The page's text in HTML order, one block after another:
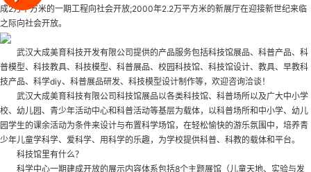
成2万平方米的一期工程向社会开放;2000年2.2万平方米的新展厅在迎接新世纪来临
之际向社会开放。
武汉大成美育科技开发有限公司提供的产品服务包括科技馆展品、科普产品、科
普模型、科技教具、科技模型、科普展品、校园科技馆、科技馆设计、教具、早教科
技产品、科学diy、科普展品研发、科技模型设计制作等，欢迎咨询洽谈！
武汉大成美育科技有限公司科技馆展品以各类科技馆、科普场所以及广大中小学
校、幼儿园、青少年活动中心和科普活动等基层为载体，以科普场所和中小学、幼儿
园学生的课余活动为条件来设计与布置科学场馆，在轻松愉快的游乐氛围中，培养青
少年儿童学科学、爱科学、用科学的乐趣，为学校提供科普、科教的载体和平台。
科技馆里有什么？
科学中心一期建成开放的展示内容体系包括8个主题展馆（儿童天地、实验与发